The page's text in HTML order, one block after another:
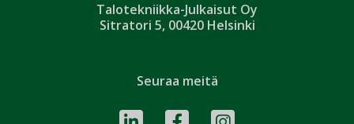
Talotekniikka-Julkaisut Oy
Sitratori 5, 00420 Helsinki
Seuraa meitä